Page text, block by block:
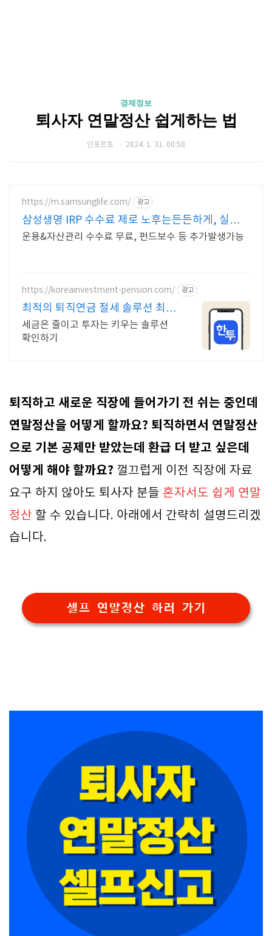
경제정보
퇴사자 연말정산 쉽게하는 법
인포르토 2024. 1. 31. 00:58
https://m.samsunglife.com/ 광고
삼성생명 IRP 수수료 제로 노후는든든하게, 실속은
제대로
운용&자산관리 수수료 무료, 펀드보수 등 추가발생가능
https://koreainvestment-pension.com/ 광고
최적의 퇴직연금 절세 솔루션 최대
148.5만원 절세
세금은 줄이고 투자는 키우는 솔루션
확인하기
퇴직하고 새로운 직장에 들어가기 전 쉬는 중인데
연말정산을 어떻게 할까요? 퇴직하면서 연말정산
으로 기본 공제만 받았는데 환급 더 받고 싶은데
어떻게 해야 할까요? 껄끄럽게 이전 직장에 자료
요구 하지 않아도 퇴사자 분들 혼자서도 쉽게 연말
정산 할 수 있습니다. 아래에서 간략히 설명드리겠
습니다.
셀프 연말정산 하러 가기